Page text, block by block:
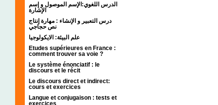
الدرس اللغوي:الإسم الموصول و إسم
الإشارة
درس التعبير و الإنشاء : مهارة إنتاج
نص حجاجي
علم البيئة: الايكولوجيا
Etudes supérieures en France :
comment trouver sa voie ?
Le système énonciatif : le
discours et le récit
Le discours direct et indirect:
cours et exercices
Langue et conjugaison : tests et
exercices